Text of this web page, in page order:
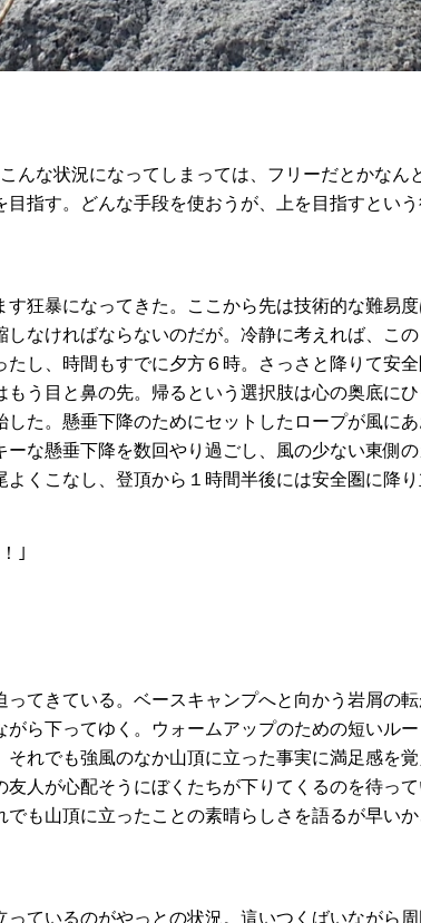
んな状況になってしまっては、フリーだとかな
目指す。どんな手段を使おうが、上を目指すとい
狂暴になってきた。ここから先は技術的な難易
しなければならないのだが。冷静に考えれば、こ
たし、時間もすでに夕方６時。さっさと降りて安
もう目と鼻の先。帰るという選択肢は心の奥底に
した。懸垂下降のためにセットしたロープが風に
ーな懸垂下降を数回やり過ごし、風の少ない東側
くこなし、登頂から１時間半後には安全圏に降り
｣
てきている。ベースキャンプへと向かう岩屑の
がら下ってゆく。ウォームアップのための短いル
れでも強風のなか山頂に立った事実に満足感を
友人が心配そうにぼくたちが下りてくるのを待っ
でも山頂に立ったことの素晴らしさを語るが早い
っているのがやっとの状況。這いつくばいながら